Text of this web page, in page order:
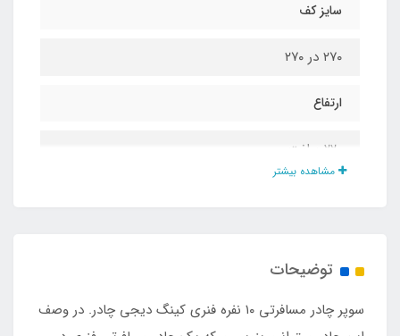
سایز کف
۲۷۰ در ۲۷۰
ارتفاع
۲۲۰ سانت
مشاهده بیشتر
توضیحات
سوپر چادر مسافرتی ۱۰ نفره فنری کینگ دیجی چادر. در وصف